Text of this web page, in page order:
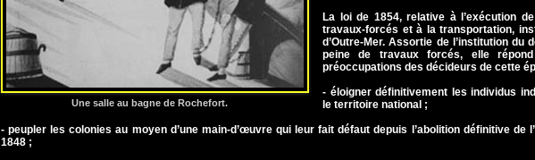
Une salle au bagne de Rochefort.
La loi de 1854, relative à l’exécution
travaux-forcés et à la transportation,
d’Outre-Mer. Assortie de l’institution du
peine de travaux forcés, elle
préoccupations des décideurs de cette
- éloigner définitivement les individus
le territoire national ;
- peupler les colonies au moyen d’une main-d’œuvre qui leur fait défaut depuis l’abolition définitive de
1848 ;